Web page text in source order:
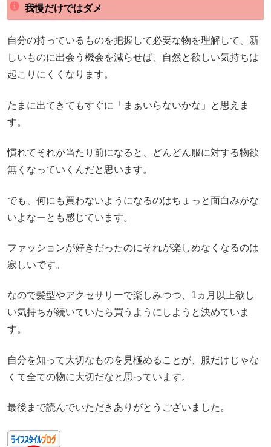
我慢だけではダメ
自分の持っているものを把握して必要な物を理解して、新
しいものに出会う機会を減らせば、自然と欲しい気持ちは
起こりにくくなります。
たまに出てきてもすぐに「まぁいらないかな」と思えま
す。
慣れてそれが当たり前になると、どんどん服に対する物欲
無くなっていくんだと思います。
でも、何にも買わないようになるのはちょっと面白みがな
いよなーとも感じています。
ファッションが好きだったのにそれが楽しめなくなるのは
寂しいです。
なので髪型やアクセサリーで楽しみつつ、1ヵ月以上欲し
い気持ちが続いていたら買うようにしようと決めていま
す。
自分を知って大切なものを見極めることが、服だけじゃな
くて全ての物に大切だなと思っています。
最後まで読んでいただきありがとうございました。